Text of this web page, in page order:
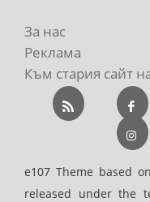
За нас
Реклама
Към стария сайт
e107 Theme based
released under the